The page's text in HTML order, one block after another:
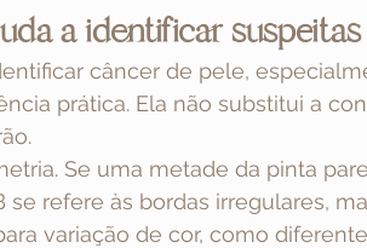
a identificar suspeitas
câncer de pele,
prática. Ela não substitui a
Se uma metade da pinta
se refere às bordas irregulares,
variação de cor, como